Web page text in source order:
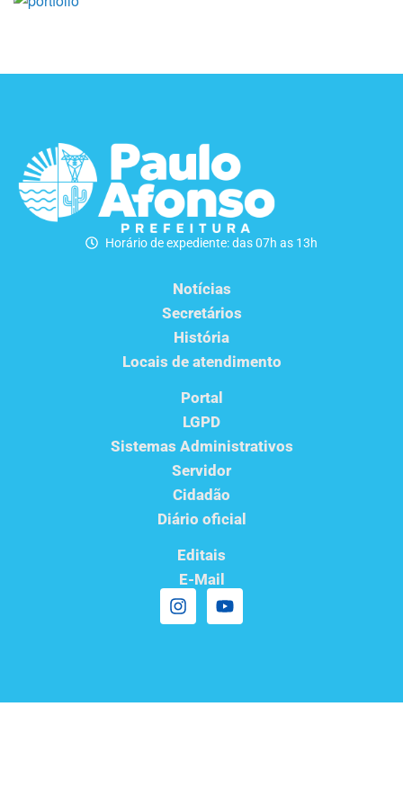
Horário de expediente: das 07h as 13h
Notícias
Secretários
História
Locais de atendimento
Portal
LGPD
Sistemas Administrativos
Servidor
Cidadão
Diário oficial
Editais
E-Mail